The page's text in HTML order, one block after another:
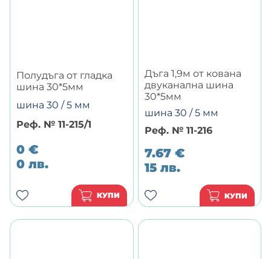
Полудъга от гладка
шина 30*5мм
шина 30 / 5 мм
Реф. № 11-215/1
0 €
0 лв.
КУПИ
Дъга 1,9м от кована
двуканална шина
30*5мм
шина 30 / 5 мм
Реф. № 11-216
7.67 €
15 лв.
КУПИ